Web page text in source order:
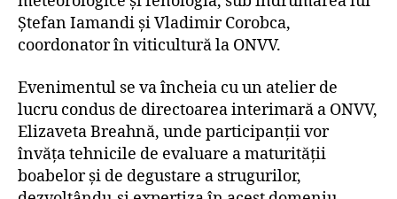
Ștefan Iamandi și Vladimir Corobca,
coordonator în viticultură la ONVV.
Evenimentul se va încheia cu un atelier de
lucru condus de directoarea interimară a ONVV,
Elizaveta Breahnă, unde participanții vor
învăța tehnicile de evaluare a maturității
boabelor și de degustare a strugurilor,